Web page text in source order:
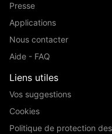
Presse
Applications
Nous contacter
Aide - FAQ
Liens utiles
Vos suggestions
Cookies
Politique de protection